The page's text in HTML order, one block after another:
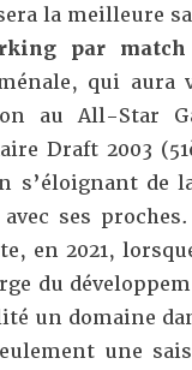
la meilleure
par
qui
au All-Star
Draft 2003
s’éloignant de
avec ses
en 2021,
du
un domaine
une